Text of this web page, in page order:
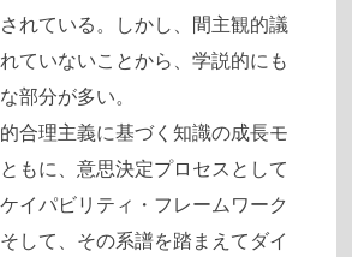
れている。しかし、間主観的議
ていないことから、学説的にも
部分が多い。
合理主義に基づく知識の成長モ
もに、意思決定プロセスとして
イパビリティ・フレームワーク
して、その系譜を踏まえてダイ